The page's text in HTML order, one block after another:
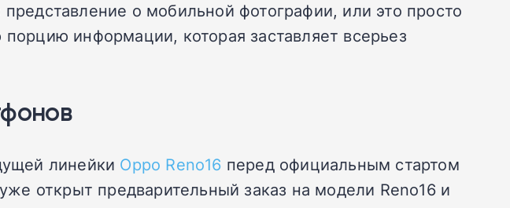
о мобильной фотографии, или это просто
информации, которая заставляет всерьез
линейки Oppo Reno16 перед официальным стартом
открыт предварительный заказ на модели Reno16 и